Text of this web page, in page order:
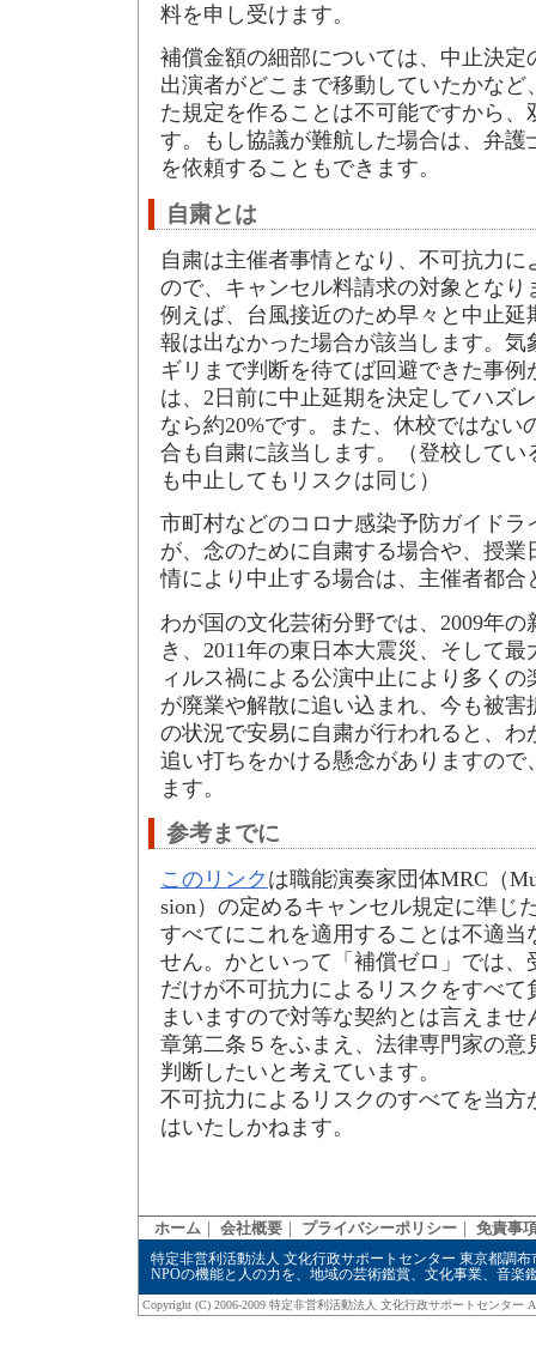
料を申し受けます。
補償金額の細部については、中止決定
出演者がどこまで移動していたかな
た規定を作ることは不可能ですから、
す。もし協議が難航した場合は、弁護
を依頼することもできます。
自粛とは
自粛は主催者事情となり、不可抗力
ので、キャンセル料請求の対象となり
例えば、台風接近のため早々と中止延
報は出なかった場合が該当します。気
ギリまで判断を待てば回避できた事
は、2日前に中止延期を決定してハズ
なら約20%です。また、休校ではない
合も自粛に該当します。（登校してい
も中止してもリスクは同じ）
市町村などのコロナ感染予防ガイドラ
が、念のために自粛する場合や、授
情により中止する場合は、主催者都合
わが国の文化芸術分野では、2009年
き、2011年の東日本大震災、そして
ィルス禍による公演中止により多く
が廃業や解散に追い込まれ、今も被
の状況で安易に自粛が行われると、わ
追い打ちをかける懸念がありますので
ます。
参考までに
このリンク は職能演奏家団体MRC（
sion）の定めるキャンセル規定に準じ
すべてにこれを適用することは不適当
せん。かといって「補償ゼロ」では、
だけが不可抗力によるリスクをすべ
まいますので対等な契約とは言えま
章第二条５をふまえ、法律専門家の意
判断したいと考えています。
不可抗力によるリスクのすべてを当方
はいたしかねます。
ホーム ｜ 会社概要 ｜ プライバシーポリシー ｜ 免責事
特定非営利活動法人 文化行政サポートセンター 東京都調布
NPOの機能と人の力を、地域の芸術鑑賞、文化事業、音
Copyright (C) 2006-2009 特定非営利活動法人 文化行政サポートセンター